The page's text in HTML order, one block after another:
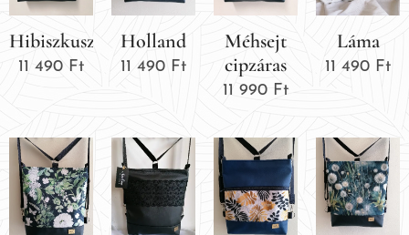
Hibiszkusz
11 490 Ft
Holland
11 490 Ft
Méhsejt
cipzáras
11 990 Ft
Láma
11 490 Ft